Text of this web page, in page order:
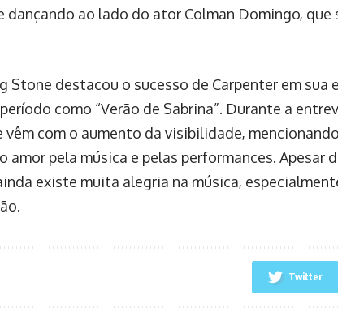
dançando ao lado do ator Colman Domingo, que
Stone destacou o sucesso de Carpenter em sua
como “Verão de Sabrina”. Durante a
vêm com o aumento da visibilidade,
amor pela música e pelas performances. Apesar
existe muita alegria na música,
Twitter